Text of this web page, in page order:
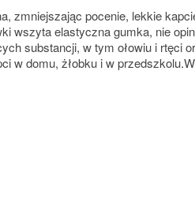
zmniejszając pocenie, lekkie
wszyta elastyczna gumka, nie
substancji, w tym ołowiu i rtęci
w domu, żłobku i w